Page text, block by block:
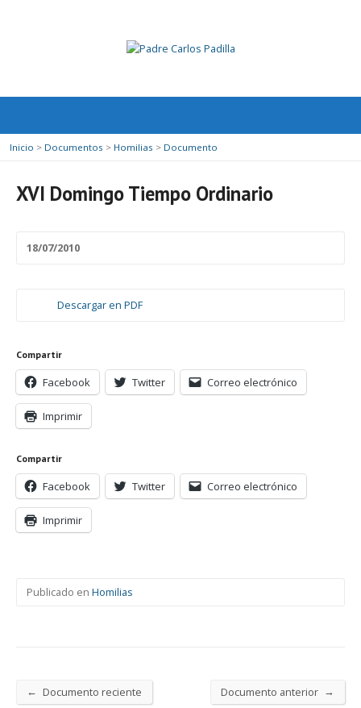
Inicio > Documentos > Homilias > Documento
XVI Domingo Tiempo Ordinario
18/07/2010
Descargar en PDF
Compartir
Facebook Twitter Correo electrónico
Imprimir
Compartir
Facebook Twitter Correo electrónico
Imprimir
Publicado en Homilias
← Documento reciente Documento anterior →